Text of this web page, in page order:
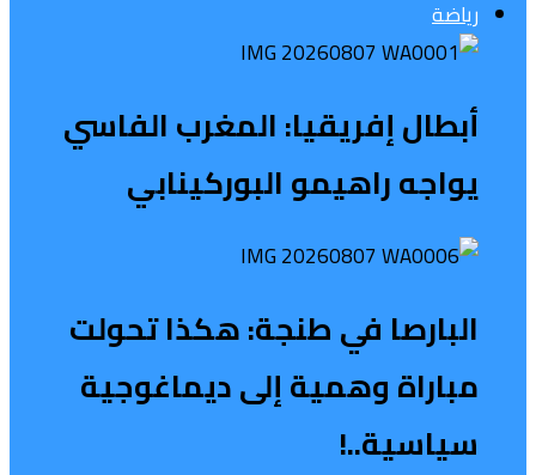
رياضة
أبطال إفريقيا: المغرب الفاسي
يواجه راهيمو البوركينابي
البارصا في طنجة: هكذا تحولت
مباراة وهمية إلى ديماغوجية
سياسية..!